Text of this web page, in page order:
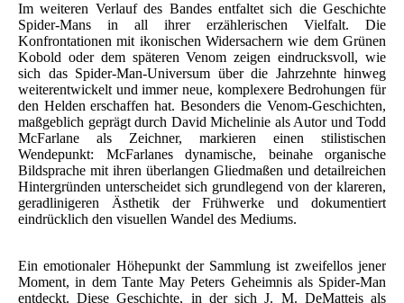
Im weiteren Verlauf des Bandes entfaltet sich die Geschichte
Spider-Mans in all ihrer erzählerischen Vielfalt. Die
Konfrontationen mit ikonischen Widersachern wie dem Grünen
Kobold oder dem späteren Venom zeigen eindrucksvoll, wie
sich das Spider-Man-Universum über die Jahrzehnte hinweg
weiterentwickelt und immer neue, komplexere Bedrohungen für
den Helden erschaffen hat. Besonders die Venom-Geschichten,
maßgeblich geprägt durch David Michelinie als Autor und Todd
McFarlane als Zeichner, markieren einen stilistischen
Wendepunkt: McFarlanes dynamische, beinahe organische
Bildsprache mit ihren überlangen Gliedmaßen und detailreichen
Hintergründen unterscheidet sich grundlegend von der klareren,
geradlinigeren Ästhetik der Frühwerke und dokumentiert
eindrücklich den visuellen Wandel des Mediums.
Ein emotionaler Höhepunkt der Sammlung ist zweifellos jener
Moment, in dem Tante May Peters Geheimnis als Spider-Man
entdeckt. Diese Geschichte, in der sich J. M. DeMatteis als